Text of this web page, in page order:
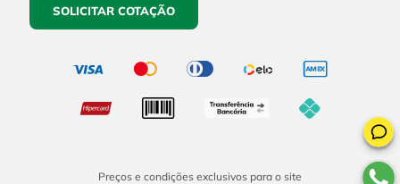
SOLICITAR COTAÇÃO
Preços e condições exclusivos para o site